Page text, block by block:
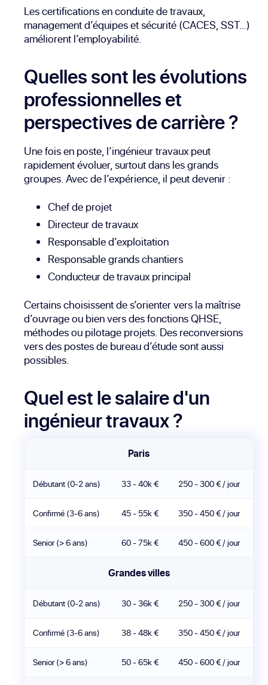
Les certifications en conduite de travaux,
management d’équipes et sécurité (CACES, SST…)
améliorent l’employabilité.
Quelles sont les évolutions
professionnelles et
perspectives de carrière ?
Une fois en poste, l’ingénieur travaux peut
rapidement évoluer, surtout dans les grands
groupes. Avec de l’expérience, il peut devenir :
Chef de projet
Directeur de travaux
Responsable d’exploitation
Responsable grands chantiers
Conducteur de travaux principal
Certains choisissent de s’orienter vers la maîtrise
d’ouvrage ou bien vers des fonctions QHSE,
méthodes ou pilotage projets. Des reconversions
vers des postes de bureau d’étude sont aussi
possibles.
Quel est le salaire d'un
ingénieur travaux ?
Paris
Débutant (0-2 ans) 33 - 40k € 250 - 300 € / jour
Confirmé (3-6 ans) 45 - 55k € 350 - 450 € / jour
Senior (> 6 ans) 60 - 75k € 450 - 600 € / jour
Grandes villes
Débutant (0-2 ans) 30 - 36k € 250 - 300 € / jour
Confirmé (3-6 ans) 38 - 48k € 350 - 450 € / jour
Senior (> 6 ans) 50 - 65k € 450 - 600 € / jour